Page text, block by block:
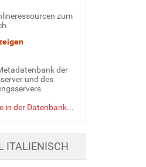
zum
der
und des
in der Datenbank...
ITALIENISCH